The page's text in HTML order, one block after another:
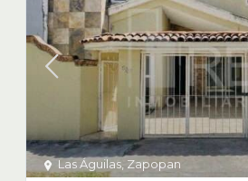
Las Águilas Zapopan